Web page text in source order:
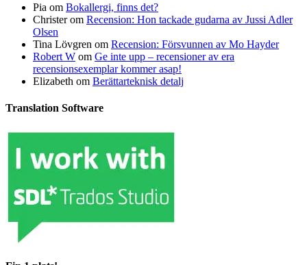
Pia om Bokallergi, finns det?
Christerom Recension: Hon tackade gudarna av Jussi Adler
Olsen
Tina Lövgren om Recension: Försvunnen av Mo Hayder
Robert W om Ge inte upp – recensioner av era
recensionsexemplar kommer asap!
Elizabeth om Berättarteknisk detalj
Translation Software